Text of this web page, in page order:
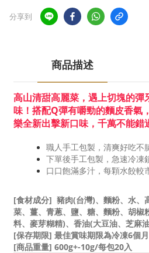
分享到
商品描述
高山清甜高麗菜，遇上切塊的彈
味！搭配Q彈有嚼勁的麵皮香氣
樂全新出擊新口味，千萬不能錯
職人手工包製，清爽好吃不
下單後手工包製，急速冷凍
口口飽滿多汁，每顆水餃較
[食材成分] 豬肉(台灣)、麵粉、水、
菜、薑、青蔥、鹽、糖、麵粉、胡椒
料、麥芽糊精)、香油(大豆油、芝麻
[保存期限] 最佳賞味期限為冷凍6個月
[商品重量] 600g+-10g/每包20入